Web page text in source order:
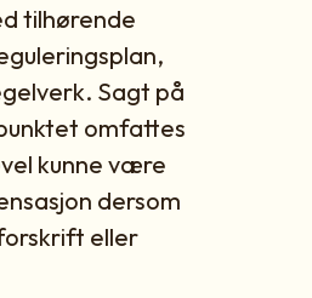
tilhørende
Sagt på
omfattes
kunne være
dersom
eller